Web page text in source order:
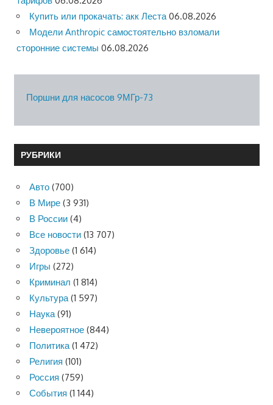
Купить или прокачать: акк Леста 06.08.2026
Модели Anthropic самостоятельно взломали
сторонние системы 06.08.2026
Поршни для насосов 9МГр-73
РУБРИКИ
Авто (700)
В Мире (3 931)
В России (4)
Все новости (13 707)
Здоровье (1 614)
Игры (272)
Криминал (1 814)
Культура(1 597)
Наука(91)
Невероятное (844)
Политика(1 472)
Религия (101)
Россия (759)
События (1 144)